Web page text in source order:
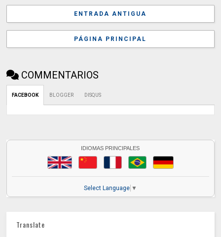
ENTRADA ANTIGUA
PÁGINA PRINCIPAL
COMMENTARIOS
FACEBOOK BLOGGER DISQUS
IDIOMAS PRINCIPALES
Select Language ▼
Translate